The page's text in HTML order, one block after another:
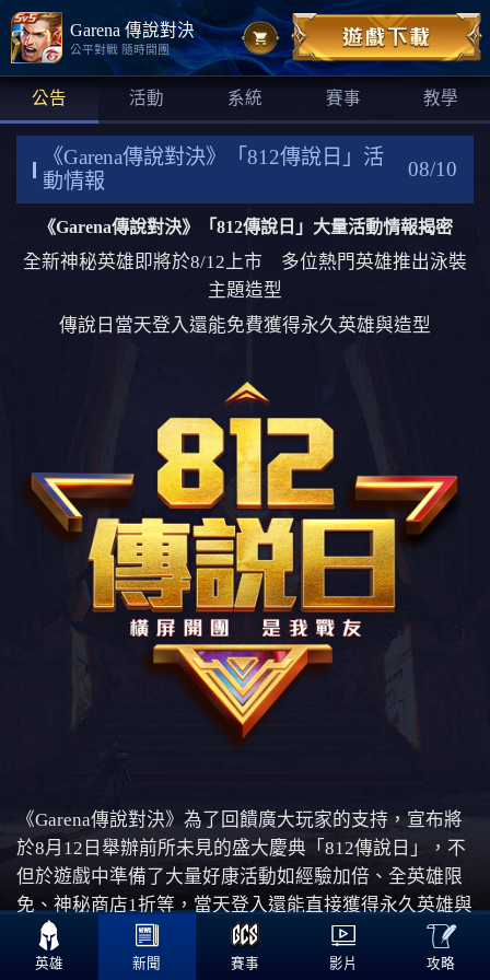
Garena 傳說對決
公平對戰 隨時開團
公告 活動 系統 賽事 教學
《Garena傳說對決》「812傳說日」活
動情報
08/10
《Garena傳說對決》「812傳說日」大量活動情報揭密
全新神秘英雄即將於8/12上市 多位熱門英雄推出泳裝
主題造型
傳說日當天登入還能免費獲得永久英雄與造型
《Garena傳說對決》為了回饋廣大玩家的支持，宣布將
於8月12日舉辦前所未見的盛大慶典「812傳說日」，不
但於遊戲中準備了大量好康活動如經驗加倍、全英雄限
免、神秘商店1折等，當天登入還能直接獲得永久英雄與
永久造型！此外，活動期間更將推出夏日系列最新造
型，還有傳說日專屬全新英雄等著與各位見面！即日起
英雄 新聞 賽事 影片

攻略